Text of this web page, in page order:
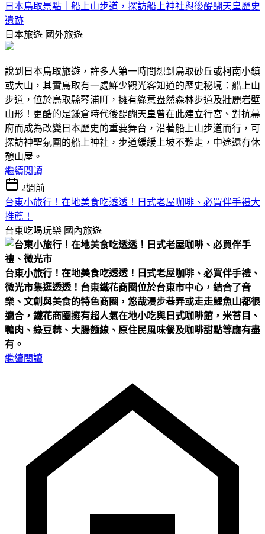
日本鳥取景點｜船上山步道，探訪船上神社與後醍醐天皇歷史
遺跡
日本旅遊 國外旅遊
說到日本鳥取旅遊，許多人第一時間想到鳥取砂丘或柯南小鎮
或大山，其實鳥取有一處鮮少觀光客知道的歷史秘境：船上山
步道，位於鳥取縣琴浦町，擁有綠意盎然森林步道及壯麗岩壁
山形！更酷的是鎌倉時代後醍醐天皇曾在此建立行宮、對抗幕
府而成為改變日本歷史的重要舞台，沿著船上山步道而行，可
探訪神聖氛圍的船上神社，步道緩緩上坡不難走，中途還有休
憩山屋。
繼續閱讀
2週前
台東小旅行！在地美食吃透透！日式老屋咖啡、必買伴手禮大
推薦！
台東吃喝玩樂 國內旅遊
台東小旅行！在地美食吃透透！日式老屋咖啡、必買伴手禮、
微光市集逛透透！ 台東鐵花商圈位於台東市中心，結合了音
樂、文創與美食的特色商圈，悠哉漫步巷弄或走走鯉魚山都很
適合，鐵花商圈擁有超人氣在地小吃與日式咖啡館，米苔目、
鴨肉、綠豆蒜、大腸麵線、原住民風味餐及咖啡甜點等應有盡
有。
繼續閱讀